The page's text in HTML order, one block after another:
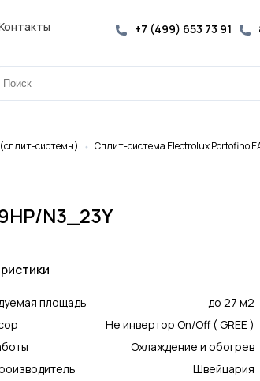
+7 (499) 653 73 91
системы) Сплит-система Electrolux Portofino
N3_23Y
площадь
до 27 м2
Не инвертор On/Off ( GREE )
Охлаждение и обогрев
Швейцария